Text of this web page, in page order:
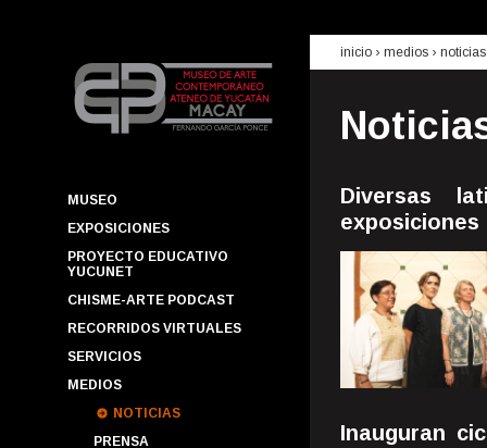
MUSEO
EXPOSICIONES
PROYECTO EDUCATIVO
YUCUNET
CHISME-ARTE PODCAST
RECORRIDOS VIRTUALES
SERVICIOS
MEDIOS
NOTICIAS
PRENSA
inicio › medios › noticias
Diversas
Inauguran